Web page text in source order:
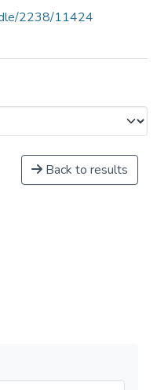
2238/11424
Back to results